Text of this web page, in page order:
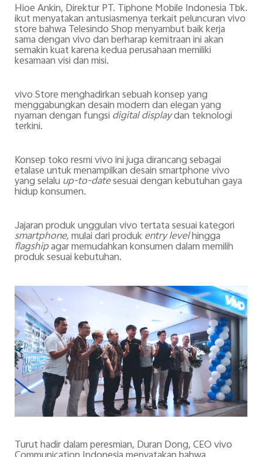
Hioe Ankin, Direktur PT. Tiphone Mobile Indonesia Tbk.
ikut menyatakan antusiasmenya terkait peluncuran vivo
store bahwa Telesindo Shop menyambut baik kerja
sama dengan vivo dan berharap kemitraan ini akan
semakin kuat karena kedua perusahaan memiliki
kesamaan visi dan misi.
vivo Store menghadirkan sebuah konsep yang
menggabungkan desain modern dan elegan yang
nyaman dengan fungsi digital displaydan teknologi
terkini.
Konsep toko resmi vivo ini juga dirancang sebagai
etalase untuk menampilkan desain smartphone vivo
yang selalu up-to-datesesuai dengan kebutuhan gaya
hidup konsumen.
Jajaran produk unggulan vivo tertata sesuai kategori
smartphone,mulai dari produkentry levelhingga
flagshipagar memudahkan konsumendalam memilih
produk sesuai kebutuhan.
Turut hadir dalam peresmian, Duran Dong, CEO vivo